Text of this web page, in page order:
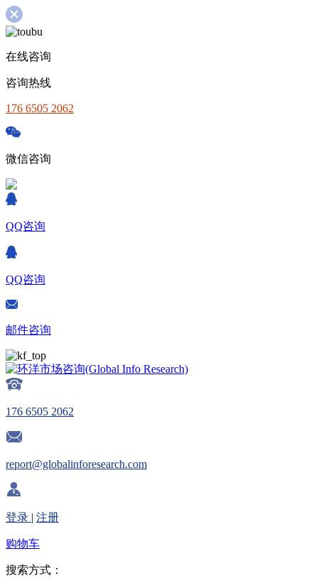
在线咨询
咨询热线
176 6505 2062
微信咨询
QQ咨询
QQ咨询
邮件咨询
176 6505 2062
report@globalinforesearch.com
登录 | 注册
购物车
搜索方式：